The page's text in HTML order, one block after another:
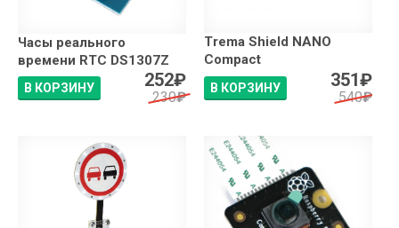
Часы реального
времени RTC DS1307Z
В КОРЗИНУ 252₽
230₽
Trema Shield NANO
Compact
В КОРЗИНУ 351₽
540₽